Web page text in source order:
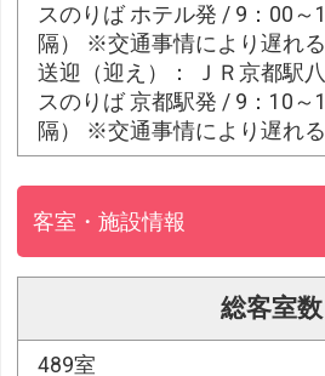
スのりば ホテル発 / 9：00～
隔） ※交通事情により遅れる
送迎（迎え）： ＪＲ京都駅
スのりば 京都駅発 / 9：10～
隔） ※交通事情により遅れる
客室・施設情報
総客室数
489室